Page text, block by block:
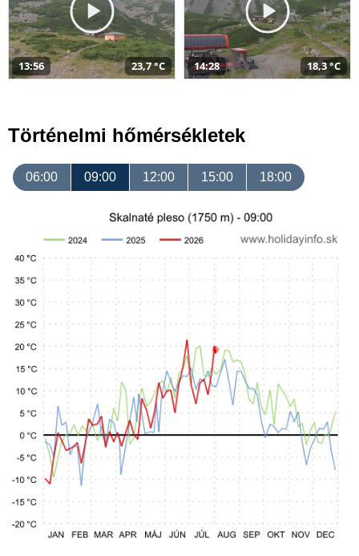
13:56 23,7 °C 14:28 18,3 °C
Történelmi hőmérsékletek
06:00 09:00 12:00 15:00 18:00